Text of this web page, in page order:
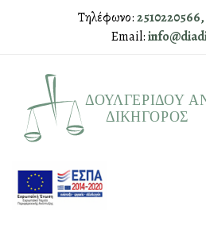
Τηλέφωνο:2510220566,
Email: